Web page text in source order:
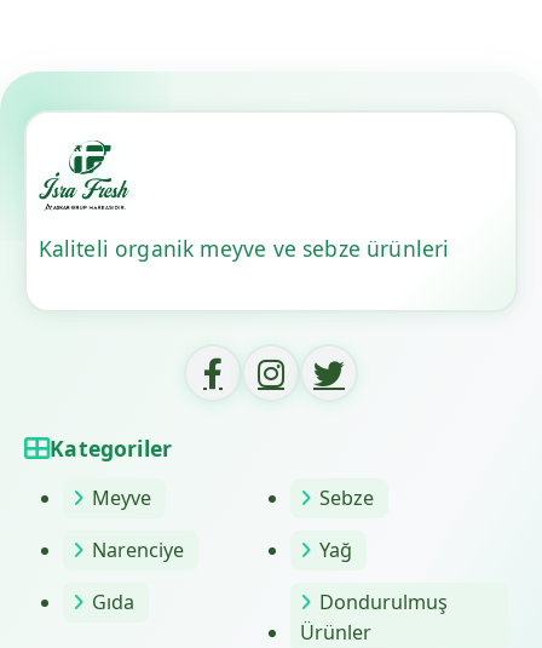
Kaliteli organik meyve ve sebze ürünleri
Kategoriler
Meyve
Sebze
Narenciye
Yağ
Gıda
Dondurulmuş
Ürünler